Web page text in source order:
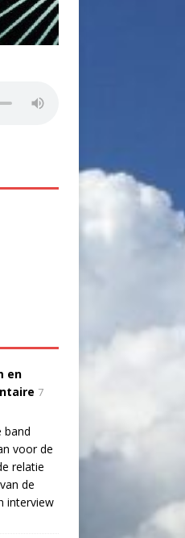
en
7
band
voor de
relatie
de
interview